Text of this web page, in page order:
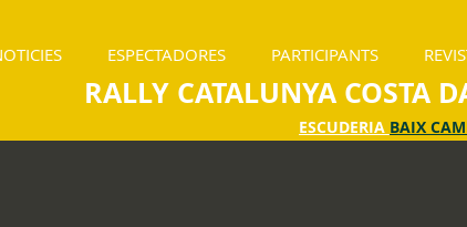
RALLY CATALUNYA COSTA
ESCUDERIA BAIX
ESPECTADORES PARTICIPANTS